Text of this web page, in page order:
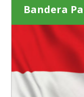
Bandera